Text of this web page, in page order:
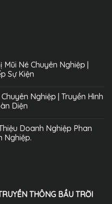
Né Chuyên Nghiệp |
Sự Kiện
Nghiệp | Truyền Hình
Diện
Doanh Nghiệp Phan
Nghiệp.
THÔNG BẦU TRỜI